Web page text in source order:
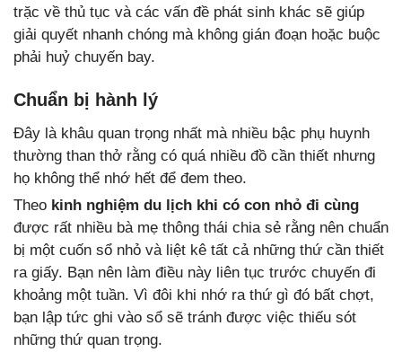
trặc về thủ tục và các vấn đề phát sinh khác sẽ giúp
giải quyết nhanh chóng mà không gián đoạn hoặc buộc
phải huỷ chuyến bay.
Chuẩn bị hành lý
Đây là khâu quan trọng nhất mà nhiều bậc phụ huynh
thường than thở rằng có quá nhiều đồ cần thiết nhưng
họ không thể nhớ hết để đem theo.
Theo kinh nghiệm du lịch khi có con nhỏ đi cùng
được rất nhiều bà mẹ thông thái chia sẻ rằng nên chuẩn
bị một cuốn sổ nhỏ và liệt kê tất cả những thứ cần thiết
ra giấy. Bạn nên làm điều này liên tục trước chuyến đi
khoảng một tuần. Vì đôi khi nhớ ra thứ gì đó bất chợt,
bạn lập tức ghi vào sổ sẽ tránh được việc thiếu sót
những thứ quan trọng.